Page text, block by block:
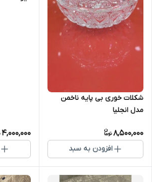
شکلات خوری بی پایه ناخمن
مدل انجلیا
8,500,000
افزودن به سبد
4,000,000